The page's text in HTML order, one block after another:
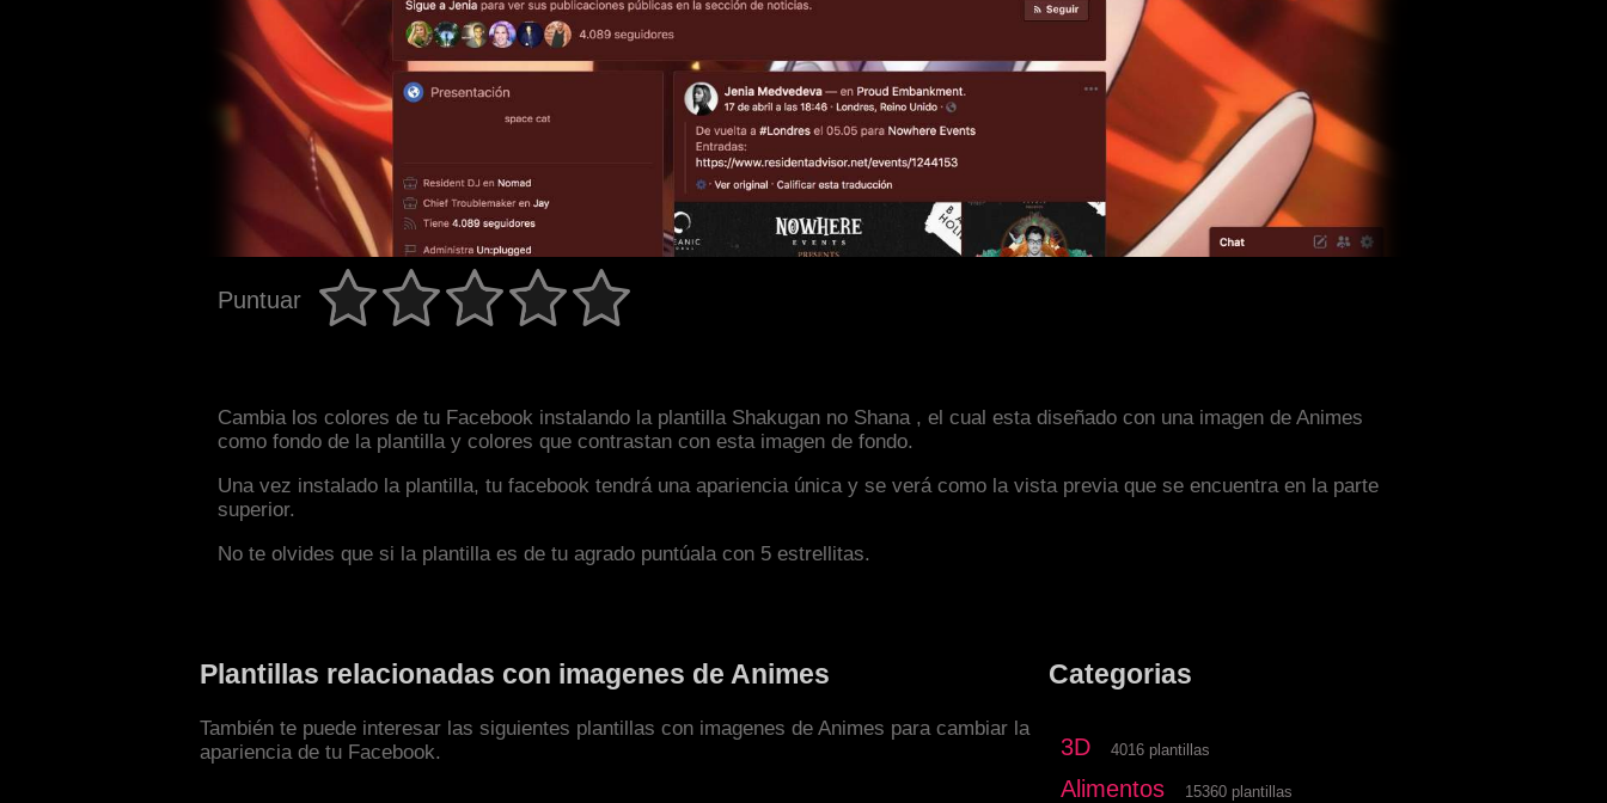
Puntuar
Cambia los colores de tu Facebook instalando la plantilla Shakugan no Shana , el cual esta diseñado con una imagen de Animes
como fondo de la plantilla y colores que contrastan con esta imagen de fondo.
Una vez instalado la plantilla, tu facebook tendrá una apariencia única y se verá como la vista previa que se encuentra en la parte
superior.
No te olvides que si la plantilla es de tu agrado puntúala con 5 estrellitas.
Plantillas relacionadas con imagenes de Animes
También te puede interesar las siguientes plantillas con imagenes de Animes para cambiar la
apariencia de tu Facebook.
Categorias
3D 4016 plantillas
Alimentos 15360 plantillas